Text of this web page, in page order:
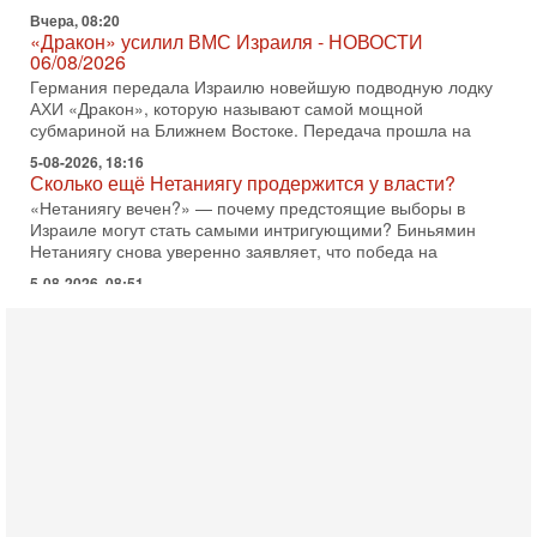
субмариной на Ближнем Востоке. Передача прошла на
5-08-2026, 18:16
Сколько ещё Нетаниягу продержится у власти?
«Нетаниягу вечен?» — почему предстоящие выборы в
Израиле могут стать самыми интригующими? Биньямин
Нетаниягу снова уверенно заявляет, что победа на
5-08-2026, 08:51
Трамп пригрозил Ирану ударом - НОВОСТИ
05/08/2026
Президент США Дональд Трамп сегодня заявил, что
Ормузский пролив может быть открыт «очень скоро». По
его словам, если этого не произойдет, Иран ждет